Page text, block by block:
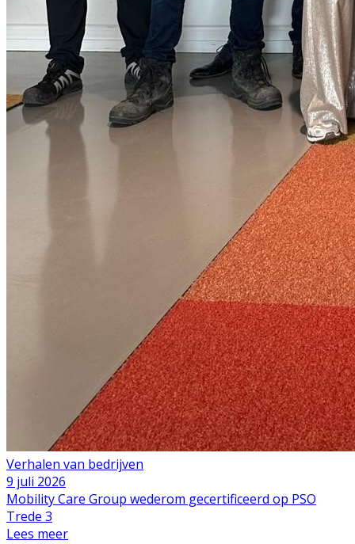
Verhalen van bedrijven
9 juli 2026
Mobility Care Group wederom gecertificeerd op PSO
Trede 3
Lees meer